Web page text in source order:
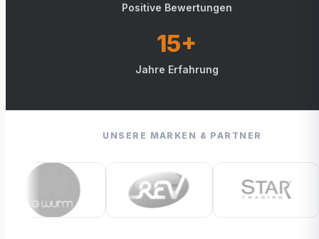
Positive Bewertungen
15+
Jahre Erfahrung
UNSERE MARKEN & PARTNER